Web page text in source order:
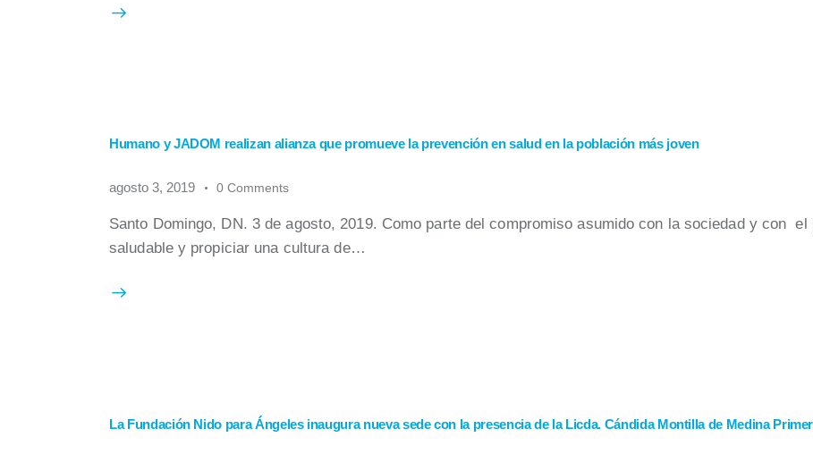
Humano y JADOM realizan alianza que promueve la prevención en salud en la población más joven
agosto 3, 2019 0 Comments
Santo Domingo, DN. 3 de agosto, 2019. Como parte del compromiso asumido con la sociedad y con
saludable y propiciar una cultura de…
La Fundación Nido para Ángeles inaugura nueva sede con la presencia de la Licda. Cándida Montilla de Medina